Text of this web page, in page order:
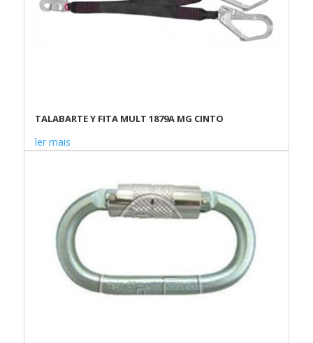
TALABARTE Y FITA MULT 1879A MG CINTO
ler mais